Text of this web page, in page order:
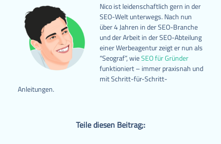
Nico ist leidenschaftlich gern in der
SEO-Welt unterwegs. Nach nun
über 4 Jahren in der SEO-Branche
und der Arbeit in der SEO-Abteilung
einer Werbeagentur zeigt er nun als
“Seograf”, wieSEO für Gründer
funktioniert – immer praxisnah und
mit Schritt-für-Schritt-
Anleitungen.
Teile diesen Beitrag;: